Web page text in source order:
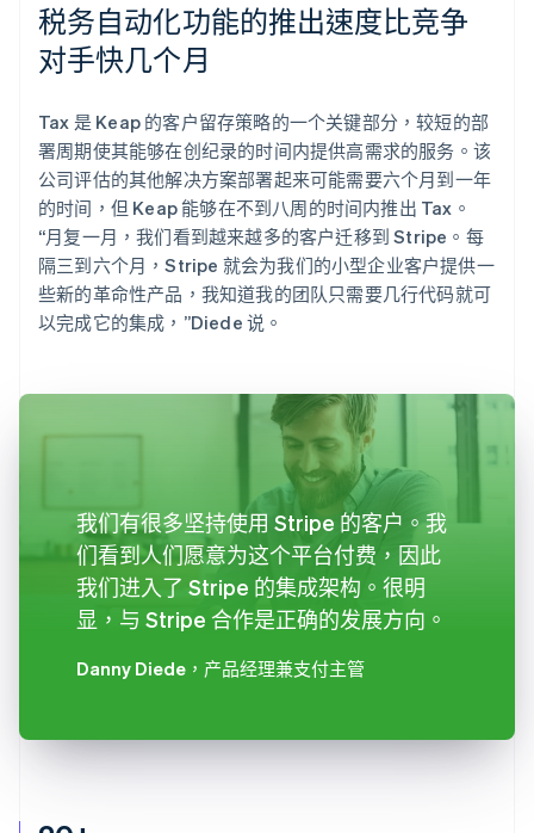
税务自动化功能的推出速度比竞争
对手快几个月
Tax 是 Keap 的客户留存策略的一个关键部分，较短的部
署周期使其能够在创纪录的时间内提供高需求的服务。该
公司评估的其他解决方案部署起来可能需要六个月到一年
的时间，但 Keap 能够在不到八周的时间内推出 Tax。
“月复一月，我们看到越来越多的客户迁移到 Stripe。每
隔三到六个月，Stripe 就会为我们的小型企业客户提供一
些新的革命性产品，我知道我的团队只需要几行代码就可
以完成它的集成，”Diede 说。
我们有很多坚持使用 Stripe 的客户。我
们看到人们愿意为这个平台付费，因此
我们进入了 Stripe 的集成架构。很明
显，与 Stripe 合作是正确的发展方向。
Danny Diede ，产品经理兼支付主管